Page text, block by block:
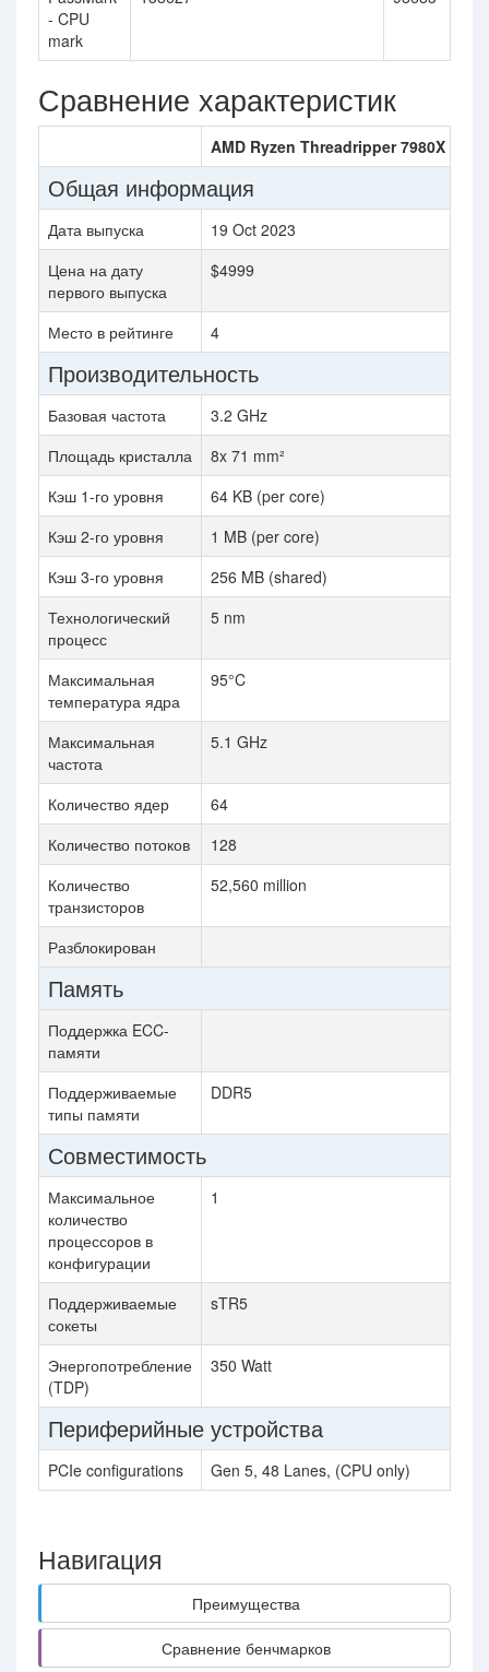
- CPU
mark
Сравнение характеристик
AMD Ryzen Threadripper 7980X
Общая информация
Дата выпуска 19 Oct 2023
Цена на дату
первого выпуска
$4999
Место в рейтинге 4
Производительность
Базовая частота 3.2 GHz
Площадь кристалла
8x 71 mm²
Кэш 1-го уровня
64 KB (per core)
Кэш 2-го уровня
1 MB (per core)
Кэш 3-го уровня
256 MB (shared)
Технологический
процесс
5 nm
Максимальная
температура ядра
95°C
Максимальная
частота
5.1 GHz
Количество ядер 64
Количество потоков
128
Количество
транзисторов
52,560 million
Разблокирован
Память
Поддержка ECC-
памяти
Поддерживаемые
типы памяти
DDR5
Совместимость
Максимальное
количество
процессоров в
конфигурации
1
Поддерживаемые
сокеты
sTR5
Энергопотребление
(TDP)
350 Watt
Периферийные устройства
PCIe configurations Gen 5, 48 Lanes, (CPU only)
Навигация
Преимущества
Сравнение бенчмарков